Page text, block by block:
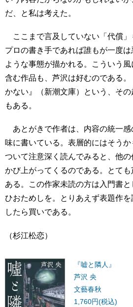
だ、と私は考えた。
ここまで言及していない「代償」
プロの書き手であれば誰もが一度
ような事態が描かれる。こういう
含む作品も、芦沢は好むのである
かない』（新潮文庫）という、そ
もある。
あとがきで作者は、内容の統一感
味に書いている。表層的にはそう
ついて注意深く読んでみると、他
かび上がってくるのである。とて
ある。この作家未読の方は入門書
ひおためしを。とりあえず表題作
したら買いである。
（杉江松恋）
『嘘と隣人』
芦沢 央
文藝春秋
1,760円(税込)